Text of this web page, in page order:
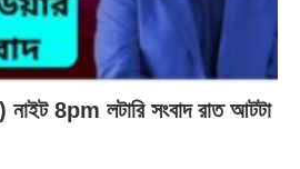
8pm লটারি সংবাদ রাত আটটা